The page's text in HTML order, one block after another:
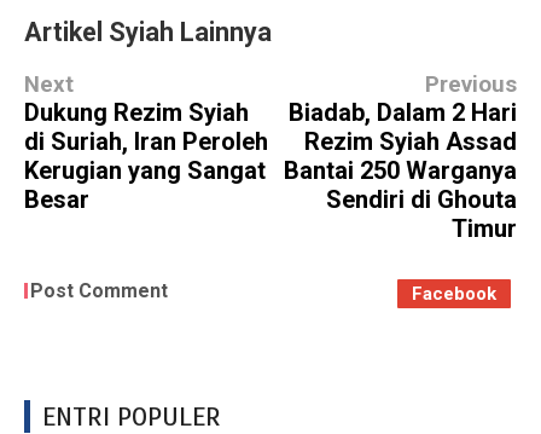
Artikel Syiah Lainnya
Next
Dukung Rezim Syiah
di Suriah, Iran Peroleh
Kerugian yang Sangat
Besar
Previous
Biadab, Dalam 2 Hari
Rezim Syiah Assad
Bantai 250 Warganya
Sendiri di Ghouta
Timur
Post Comment Facebook
ENTRI POPULER